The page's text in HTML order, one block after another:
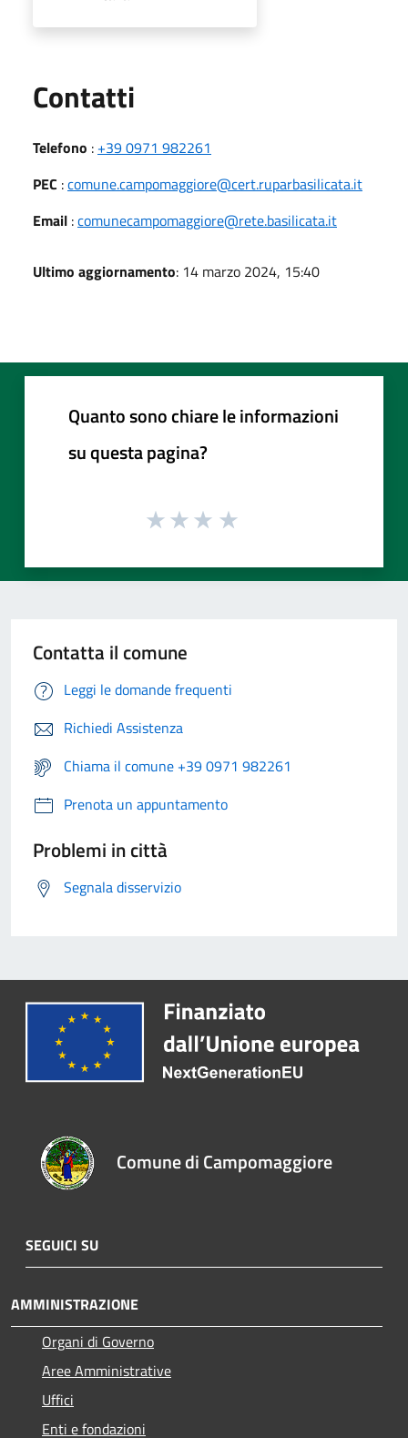
Contatti
Telefono : +39 0971 982261
PEC :comune.campomaggiore@cert.ruparbasilicata.it
Email :comunecampomaggiore@rete.basilicata.it
Ultimo aggiornamento: 14 marzo 2024, 15:40
Quanto sono chiare le informazioni
su questa pagina?
Contatta il comune
Leggi le domande frequenti
Richiedi Assistenza
Chiama il comune +39 0971 982261
Prenota un appuntamento
Problemi in città
Segnala disservizio
Comune di Campomaggiore
SEGUICI SU
AMMINISTRAZIONE
Organi di Governo
Aree Amministrative
Uffici
Enti e fondazioni